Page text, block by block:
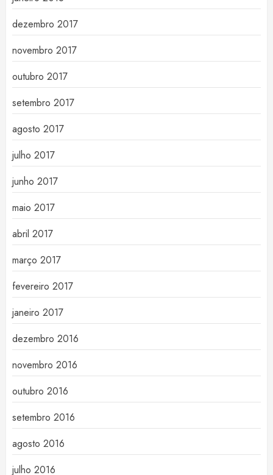
dezembro 2017
novembro 2017
outubro 2017
setembro 2017
agosto 2017
julho 2017
junho 2017
maio 2017
abril 2017
março 2017
fevereiro 2017
janeiro 2017
dezembro 2016
novembro 2016
outubro 2016
setembro 2016
agosto 2016
julho 2016